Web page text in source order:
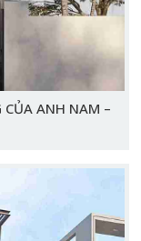
ANH NAM –